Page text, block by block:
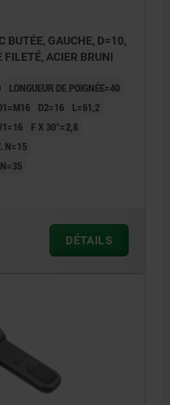
BUTÉE, GAUCHE, D=10,
ACIER BRUNI
LONGUEUR DE POIGNÉE=40
D2=16
L=61,2
F X 30°=2,8
N=15
DÉTAILS